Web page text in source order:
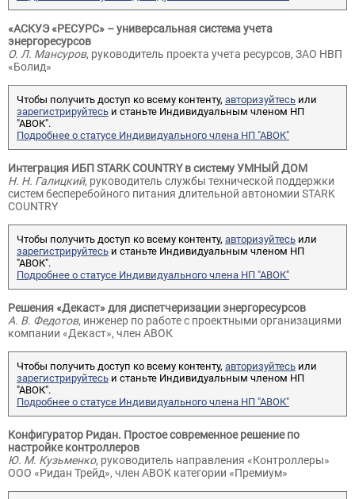
«АСКУЭ «РЕСУРС» – универсальная система учета
энергоресурсов
О. Л. Мансуров, руководитель проекта учета ресурсов, ЗАО НВП
«Болид»
Чтобы получить доступ ко всему контенту, авторизуйтесь или
зарегистрируйтесь и станьте Индивидуальным членом НП
"АВОК".
Подробнее о статусе Индивидуального члена НП "АВОК"
Интеграция ИБП STARK COUNTRY в систему УМНЫЙ ДОМ
Н. Н. Галицкий, руководитель службы технической поддержки
систем бесперебойного питания длительной автономии STARK
COUNTRY
Чтобы получить доступ ко всему контенту, авторизуйтесь или
зарегистрируйтесь и станьте Индивидуальным членом НП
"АВОК".
Подробнее о статусе Индивидуального члена НП "АВОК"
Решения «Декаст» для диспетчеризации энергоресурсов
А. В. Федотов, инженер по работе с проектными организациями
компании «Декаст», член АВОК
Чтобы получить доступ ко всему контенту, авторизуйтесь или
зарегистрируйтесь и станьте Индивидуальным членом НП
"АВОК".
Подробнее о статусе Индивидуального члена НП "АВОК"
Конфигуратор Ридан. Простое современное решение по
настройке контроллеров
Ю. М. Кузьменко, руководитель направления «Контроллеры»
ООО «Ридан Трейд», член АВОК категории «Премиум»